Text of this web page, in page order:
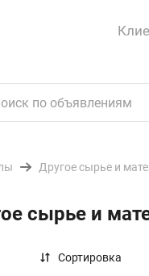
Другое сырье и
сырье и
Сортировка